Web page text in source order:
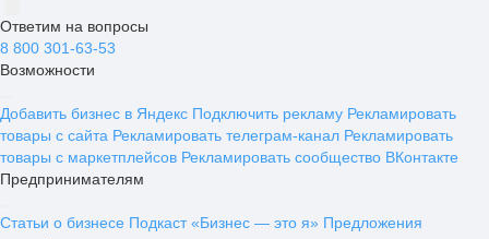
Ответим на вопросы
8 800 301-63-53
Возможности
Добавить бизнес в Яндекс Подключить рекламу Рекламировать
товары с сайта Рекламировать телеграм-канал Рекламировать
товары с маркетплейсов Рекламировать сообщество ВКонтакте
Предпринимателям
Статьи о бизнесе Подкаст «Бизнес — это я» Предложения